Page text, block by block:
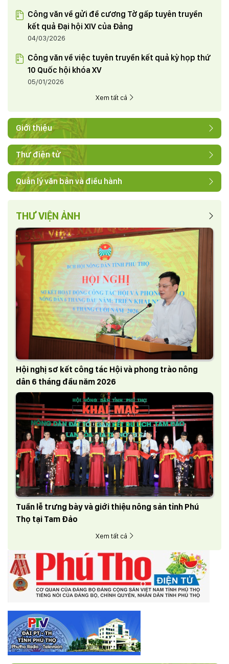
Công văn về gửi đề cương Tờ gấp tuyên truyền
kết quả Đại hội XIV của Đảng
04/03/2026
Công văn về việc tuyên truyền kết quả kỳ họp thứ
10 Quốc hội khóa XV
05/01/2026
Xem tất cả
Giới thiệu
Thư điện tử
Quản lý văn bản và điều hành
THƯ VIỆN ẢNH
Hội nghị sơ kết công tác Hội và phong trào nông
dân 6 tháng đầu năm 2026
Tuần lễ trưng bày và giới thiệu nông sản tỉnh Phú
Thọ tại Tam Đảo
Xem tất cả